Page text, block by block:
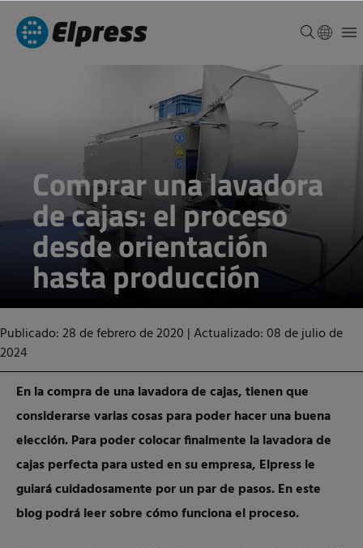
Comprar una lavadora
de cajas: el proceso
desde orientación
hasta producción
Publicado: 28 de febrero de 2020 |Actualizado: 08 de julio de
2024
En la compra de una lavadora de cajas, tienen que
considerarse varias cosas para poder hacer una buena
elección. Para poder colocar finalmente la lavadora de
cajas perfecta para usted en su empresa, Elpress le
guiará cuidadosamente por un par de pasos. En este
blog podrá leer sobre cómo funciona el proceso.